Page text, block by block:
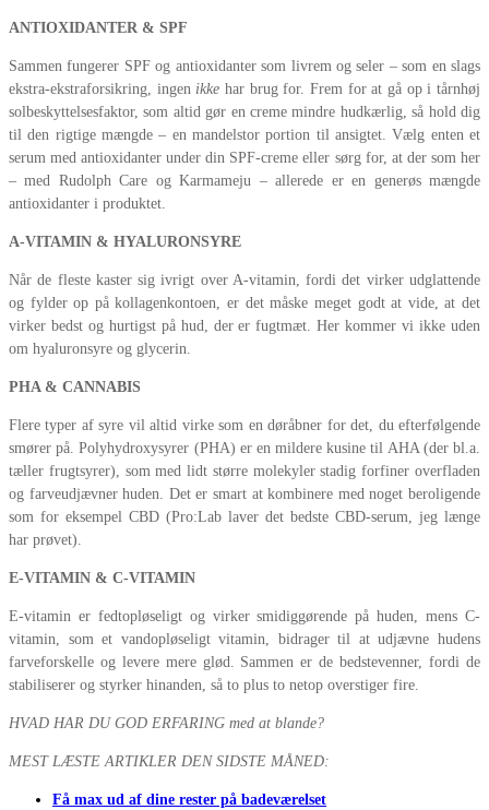
ANTIOXIDANTER & SPF
Sammen fungerer SPF og antioxidanter som livrem og seler – som en slags
ekstra-ekstraforsikring, ingen ikke har brug for. Frem for at gå op i tårnhøj
solbeskyttelsesfaktor, som altid gør en creme mindre hudkærlig, så hold dig
til den rigtige mængde – en mandelstor portion til ansigtet. Vælg enten et
serum med antioxidanter under din SPF-creme eller sørg for, at der som her
– med Rudolph Care og Karmameju – allerede er en generøs mængde
antioxidanter i produktet.
A-VITAMIN & HYALURONSYRE
Når de fleste kaster sig ivrigt over A-vitamin, fordi det virker udglattende
og fylder op på kollagenkontoen, er det måske meget godt at vide, at det
virker bedst og hurtigst på hud, der er fugtmæt. Her kommer vi ikke uden
om hyaluronsyre og glycerin.
PHA & CANNABIS
Flere typer af syre vil altid virke som en døråbner for det, du efterfølgende
smører på. Polyhydroxysyrer (PHA) er en mildere kusine til AHA (der bl.a.
tæller frugtsyrer), som med lidt større molekyler stadig forfiner overfladen
og farveudjævner huden. Det er smart at kombinere med noget beroligende
som for eksempel CBD (Pro:Lab laver det bedste CBD-serum, jeg længe
har prøvet).
E-VITAMIN & C-VITAMIN
E-vitamin er fedtopløseligt og virker smidiggørende på huden, mens C-
vitamin, som et vandopløseligt vitamin, bidrager til at udjævne hudens
farveforskelle og levere mere glød. Sammen er de bedstevenner, fordi de
stabiliserer og styrker hinanden, så to plus to netop overstiger fire.
HVAD HAR DU GOD ERFARING med at blande?
MEST LÆSTE ARTIKLER DEN SIDSTE MÅNED:
Få max ud af dine rester på badeværelset